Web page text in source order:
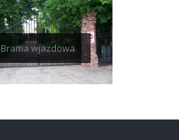
Brama wjazdowa